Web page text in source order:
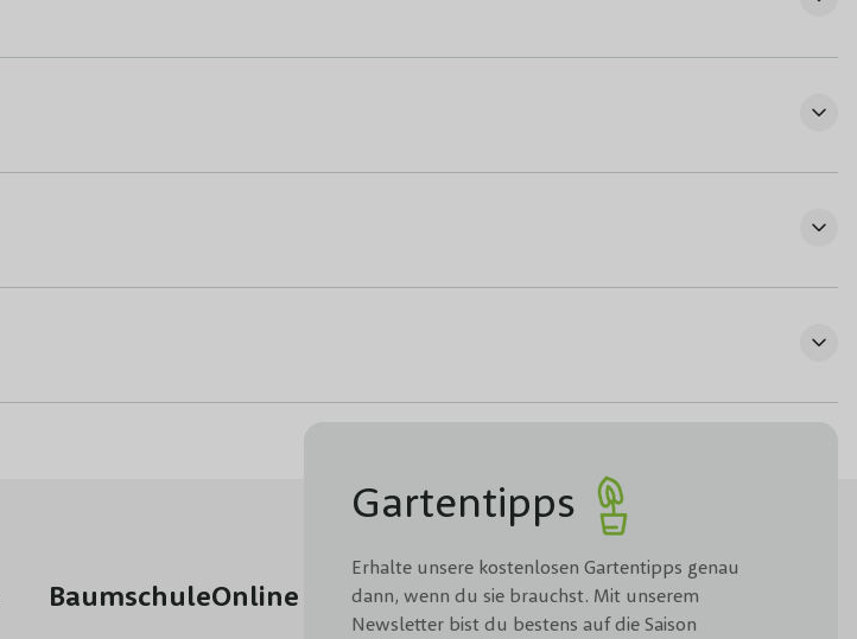
BaumschuleOnline
Gartentipps
Erhalte unsere kostenlosen Gartentipps genau
dann, wenn du sie brauchst. Mit unserem
Newsletter bist du bestens auf die Saison